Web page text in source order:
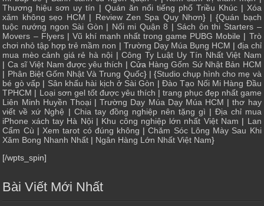
Thương hiệu sơn uy tín | Quán ăn nổi tiếng phố Triều Khúc| Xóa
xăm không sẹo HCM | Review Zen Spa Quy Nhơn} | {Quán bạch
tuộc nướng ngon Sài Gòn | Nối mi Quận 8 | Sách ôn thi Starters –
Movers – Flyers| Vũ khí mạnh nhất trong game PUBG Mobile | Trò
chơi nhỏ tập hợp trẻ mầm non | Trường Dạy Múa Bụng HCM | địa chỉ
mua mèo cảnh giá rẻ hà nội |Công Ty Luật Uy Tín Nhất Việt Nam
| Ca sĩ Việt Nam được yêu thích | Cửa Hàng Gốm Sứ Nhật Bản HCM
| Phân Biệt Gốm Nhật Và Trung Quốc} | {Studio chụp hình cho mẹ và
bé gò vấp | Sân khấu hài kịch ở Sài Gòn |Đào Tạo Nối Mi Hàng Đầu
TPHCM | Loại sơn gel tốt được yêu thích | trang phục đẹp nhất game
Liên Minh Huyền Thoại|Trường Dạy Múa Dạy Múa HCM |thơ hay
viết về xứ Nghệ | Chia tay đồng nghiệp nên tặng gì | Địa chỉ mua
iPhone xách tay Hà Nội| Khu công nghiệp lớn nhất Việt Nam | Lan
Cẩm Cù | Xem tarot có đúng không |Chăm Sóc Lông Mày Sau Khi
Xăm Bong Nhanh Nhất | Ngân Hàng Lớn Nhất Việt Nam}
[/wpts_spin]
Bài Viết Mới Nhất